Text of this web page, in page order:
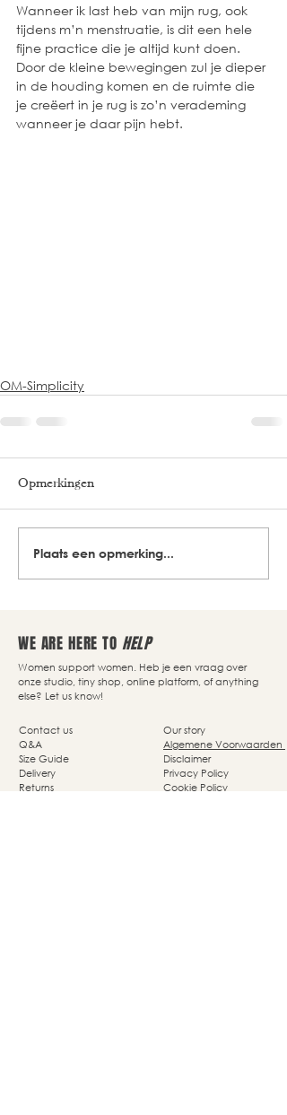
Wanneer ik last heb van mijn rug, ook
tijdens m’n menstruatie, is dit een hele
fijne practice die je altijd kunt doen.
Door de kleine bewegingen zul je dieper
in de houding komen en de ruimte die
je creëert in je rug is zo’n verademing
wanneer je daar pijn hebt.
OM-Simplicity
Opmerkingen
Plaats een opmerking...
WE ARE HERE TO HELP
Women support women. Heb je een vraag over
onze studio, tiny shop, online platform, of anything
else? Let us know!
Our story
Algemene Voorwaarden
Disclaimer
Privacy Policy
Cookie Policy
Contact us
Q&A
Size Guide
Delivery
Returns